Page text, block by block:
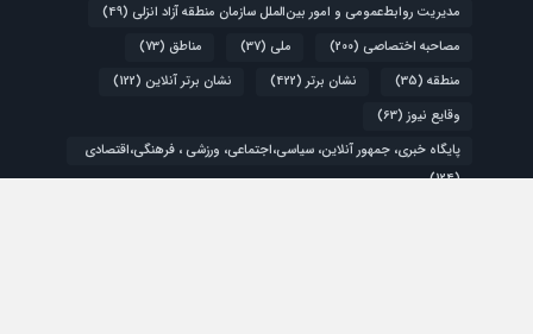
مدیریت روابط‌عمومی و امور بین‌الملل سازمان منطقه آزاد انزلی (49)
مصاحبه اختصاصی (200) ملی (37) مناطق (73)
منطقه (35) نشان برتر (422) نشان برتر آنلاین (122)
وقایع نیوز (63)
پایگاه خبری، جمهور آنلاین، سیاسی،اجتماعی، ورزشی ، فرهنگی،اقتصادی
(124)